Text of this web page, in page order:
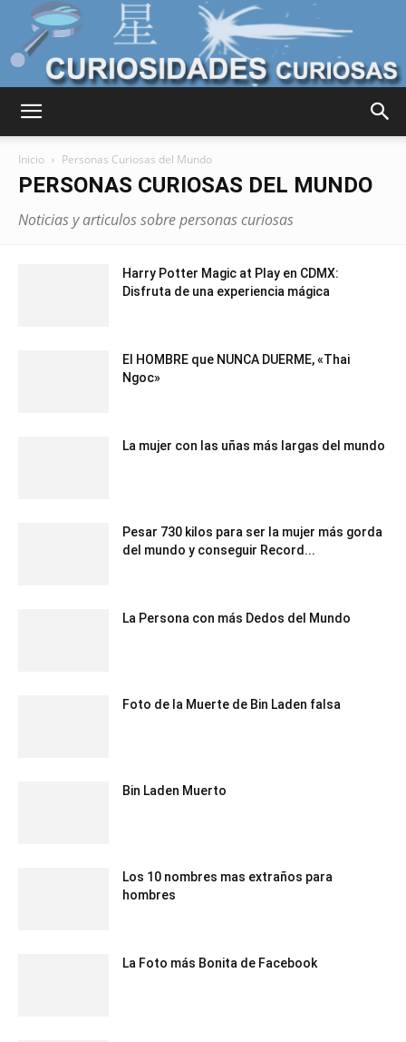
del
Inicio Personas Curiosas del Mundo
PERSONAS CURIOSAS DEL MUNDO
Noticias y articulos sobre personas curiosas
Harry Potter Magic at Play en CDMX:
Disfruta de una experiencia mágica
El HOMBRE que NUNCA DUERME, «Thai
Ngoc»
La mujer con las uñas más largas del mundo
Pesar 730 kilos para ser la mujer más gorda
del mundo y conseguir Record...
La Persona con más Dedos del Mundo
Foto de la Muerte de Bin Laden falsa
Bin Laden Muerto
Los 10 nombres mas extraños para
hombres
La Foto más Bonita de Facebook